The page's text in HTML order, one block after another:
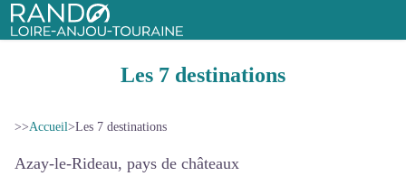
Rando Loire-Anjou-Touraine
Les 7 destinations
>>Accueil>Les 7 destinations
Azay-le-Rideau, pays de châteaux